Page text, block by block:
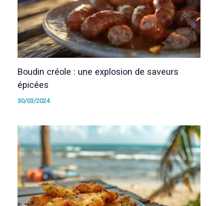
Boudin créole : une explosion de saveurs
épicées
30/03/2024